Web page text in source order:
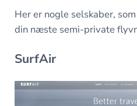
Her er nogle selskaber,
din næste semi-private
SurfAir